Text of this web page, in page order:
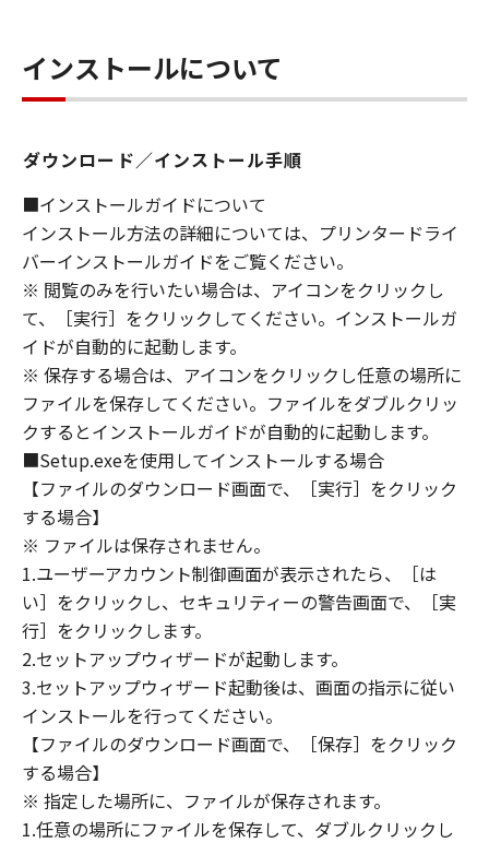
[NO LIABILITY FOR DAMAGES] IN NO EVENT
SHALL EITHER CANON, CANON'S
LICENSORS BE LIABLE FOR ANY DAMAGES
WHATSOEVER (INCLUDING WITHOUT
LIMITATION, LOSS OF BUSINESS PROFITS,
LOSS OF BUSINESS INFORMATION, LOSS OF
BUSINESS INTERRUPTION OR OTHER
COMPENSATORY, INCIDENTAL OR
CONSEQUENTIAL DAMAGES) ARISING OUT OF
THE SOFTWARE, USE THEREOF OR INABILITY
TO USE THE SOFTWARE EVEN IF EITHER
CANON, CANON'S SUBSIDIARIES OR
AFFILIATES, THEIR DISTRIBUTORS, DEALERS
OR CANON'S LICENSORS HAVE BEEN ADVISED
OF THE POSSIBILITY OF SUCH DAMAGES.
SOME STATES OR LEGAL JURISDICTIONS DO
NOT ALLOW THE LIMITATION OR EXCLUSION
OF LIABILITY FOR INCIDENTAL OR
CONSEQUENTIAL DAMAGES, OR PERSONAL
INJURY OR DEATH RESULTING FROM
NEGLIGENCE ON THE PART OF THE SELLER,
SO THE ABOVE LIMITATION OR EXCLUSION
MAY NOT APPLY TO YOU.
[RELEASE OF LIABILITY] TO THE FULL
EXTENT PERMITTED BY APPLICABLE LAW,
YOU HEREBY RELEASE CANON, CANON'S
SUBSIDIARIES AND AFFILIATES, THEIR
DISTRIBUTORS, DEALERS AND CANON'S
インストールについて
ダウンロード／インストール手順
■インストールガイドについて
インストール方法の詳細については、プリンタードライ
バーインストールガイドをご覧ください。
※ 閲覧のみを行いたい場合は、アイコンをクリックし
て、［実行］をクリックしてください。インストールガ
イドが自動的に起動します。
※ 保存する場合は、アイコンをクリックし任意の場所に
ファイルを保存してください。ファイルをダブルクリッ
クするとインストールガイドが自動的に起動します。
■Setup.exeを使用してインストールする場合
【ファイルのダウンロード画面で、［実行］をクリック
する場合】
※ ファイルは保存されません。
1.ユーザーアカウント制御画面が表示されたら、［は
い］をクリックし、セキュリティーの警告画面で、［実
行］をクリックします。
2.セットアップウィザードが起動します。
3.セットアップウィザード起動後は、画面の指示に従い
インストールを行ってください。
【ファイルのダウンロード画面で、［保存］をクリック
する場合】
※ 指定した場所に、ファイルが保存されます。
1.任意の場所にファイルを保存して、ダブルクリックし